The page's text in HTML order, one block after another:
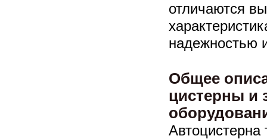
отличаются
надежностью
Общее
цистерны и
Автоцистерна